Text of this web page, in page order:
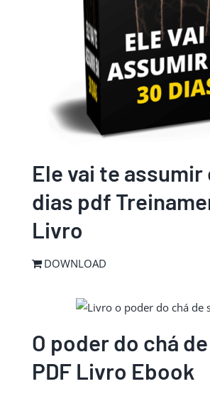
Ele vai te assumir
dias pdf
Livro
DOWNLOAD
O poder do chá
PDF Livro Ebook